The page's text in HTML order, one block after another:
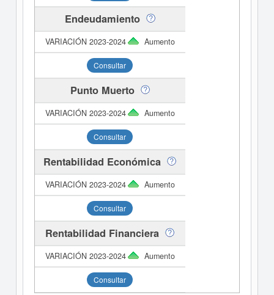
Endeudamiento
Aumento
Consultar
Punto Muerto
Aumento
Consultar
Rentabilidad Económica
Aumento
Consultar
Rentabilidad Financiera
Aumento
Consultar